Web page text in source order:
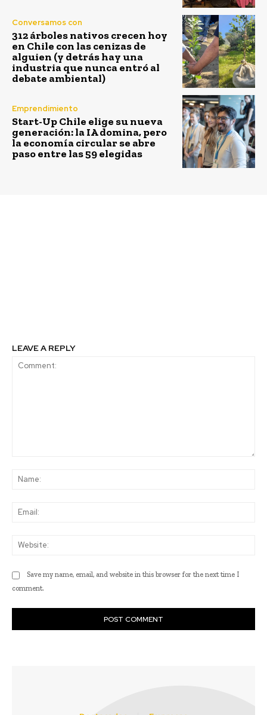
Conversamos con
312 árboles nativos crecen hoy
en Chile con las cenizas de
alguien (y detrás hay una
industria que nunca entró al
debate ambiental)
Emprendimiento
Start-Up Chile elige su nueva
generación: la IA domina, pero
la economía circular se abre
paso entre las 59 elegidas
LEAVE A REPLY
Save my name, email, and website in this browser for the next time I
comment.